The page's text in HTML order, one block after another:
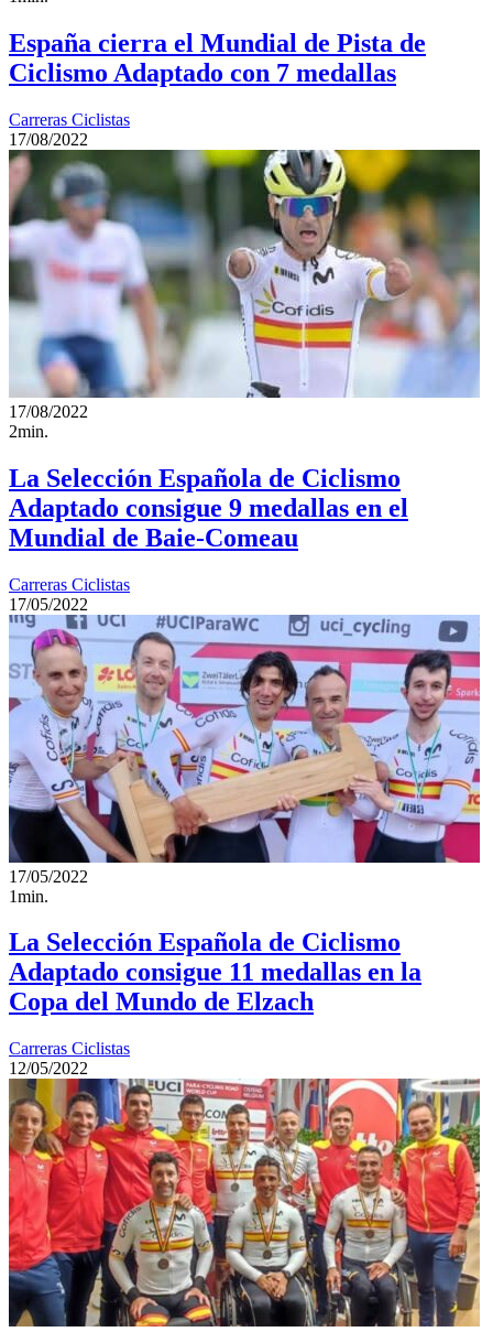
España cierra el Mundial de Pista de
Ciclismo Adaptado con 7 medallas
Carreras Ciclistas
17/08/2022
17/08/2022
2min.
La Selección Española de Ciclismo
Adaptado consigue 9 medallas en el
Mundial de Baie-Comeau
Carreras Ciclistas
17/05/2022
17/05/2022
1min.
La Selección Española de Ciclismo
Adaptado consigue 11 medallas en la
Copa del Mundo de Elzach
Carreras Ciclistas
12/05/2022